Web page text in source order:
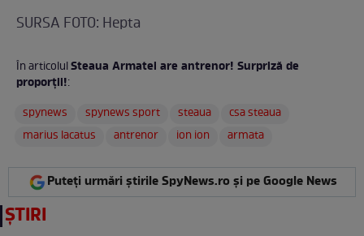
SURSA FOTO: Hepta
În articolulSteaua Armatei are antrenor! Surpriză de
proporţii!:
spynews
spynews sport steaua
csa steaua
marius lacatus
antrenor ion ion armata
Puteți urmări știrile SpyNews.ro și pe Google News
ȘTIRI